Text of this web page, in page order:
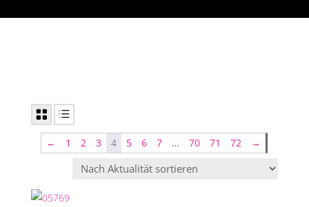
← 1 2 3 4 5 6 7 … 70 71 72 →